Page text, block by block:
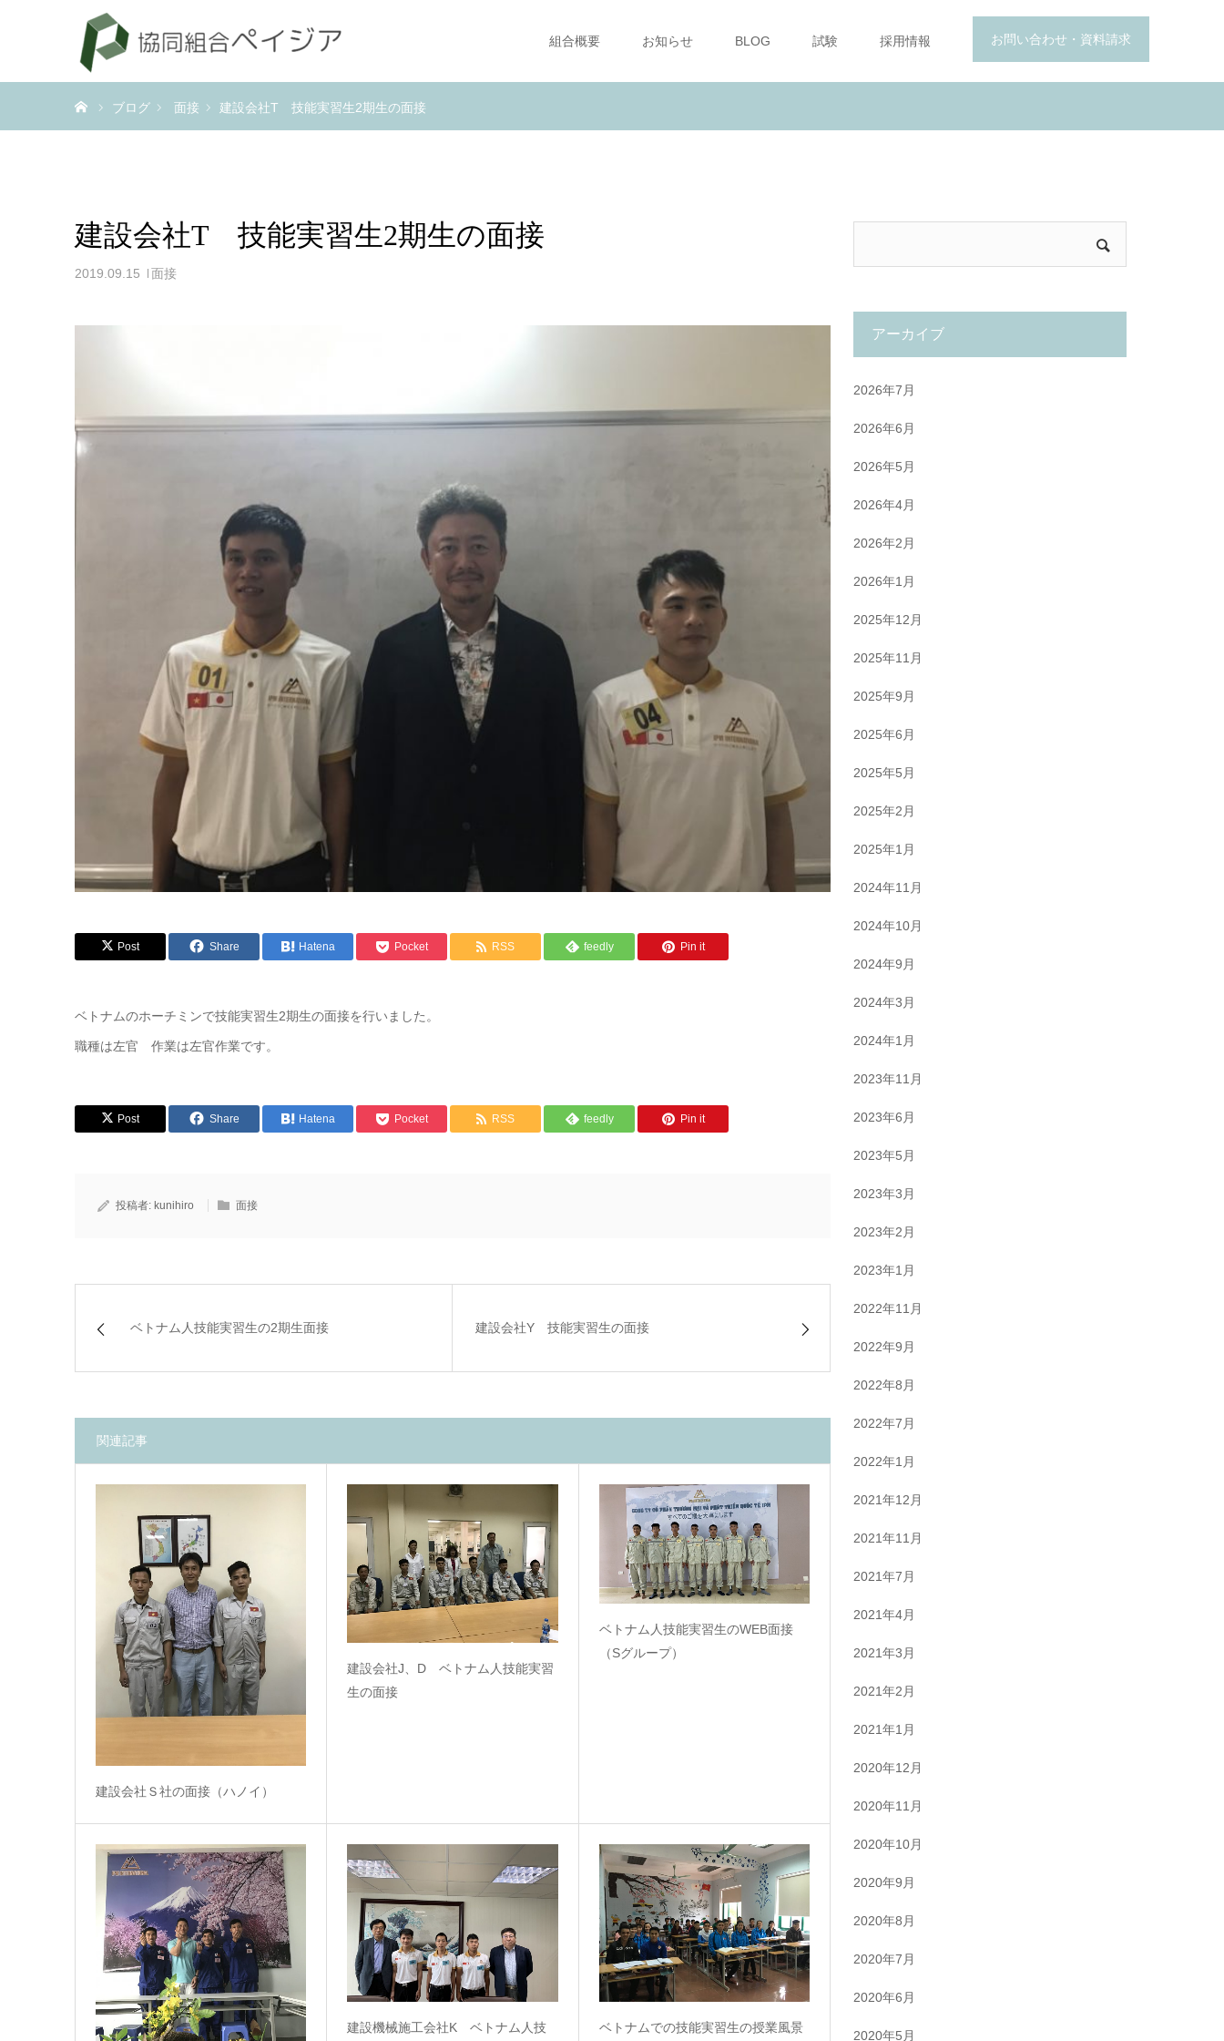
お問い合わせ・資料請求
組合概要 お知らせ BLOG 試験 採用情報
ブログ 面接 建設会社T 技能実習生2期生の面接
建設会社T 技能実習生2期生の面接
2019.09.15 面接
Post Share Hatena Pocket RSS feedly Pin it
ベトナムのホーチミンで技能実習生2期生の面接を行いました。
職種は左官 作業は左官作業です。
Post Share Hatena Pocket RSS feedly Pin it
投稿者: kunihiro 面接
ベトナム人技能実習生の2期生面接 建設会社Y 技能実習生の面接
関連記事
建設会社Ｓ社の面接（ハノイ）
建設会社J、D ベトナム人技能実習
生の面接
ベトナム人技能実習生のWEB面接
（Sグループ）
建設機械施工会社K ベトナム人技 ベトナムでの技能実習生の授業風景
アーカイブ
2026年7月
2026年6月
2026年5月
2026年4月
2026年2月
2026年1月
2025年12月
2025年11月
2025年9月
2025年6月
2025年5月
2025年2月
2025年1月
2024年11月
2024年10月
2024年9月
2024年3月
2024年1月
2023年11月
2023年6月
2023年5月
2023年3月
2023年2月
2023年1月
2022年11月
2022年9月
2022年8月
2022年7月
2022年1月
2021年12月
2021年11月
2021年7月
2021年4月
2021年3月
2021年2月
2021年1月
2020年12月
2020年11月
2020年10月
2020年9月
2020年8月
2020年7月
2020年6月
2020年5月